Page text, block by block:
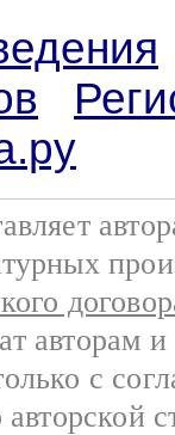
авторам
с